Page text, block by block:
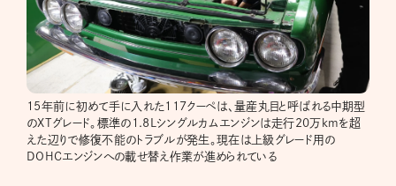
15年前に初めて手に入れた117クーペは、量産丸目と呼ばれる中期型
のXTグレード。標準の1.8Lシングルカムエンジンは走行20万kmを超
えた辺りで修復不能のトラブルが発生。現在は上級グレード用の
DOHCエンジンへの載せ替え作業が進められている